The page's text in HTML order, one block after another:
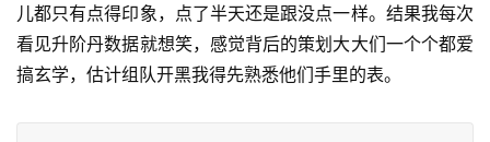
儿都只有点得印象，点了半天还是跟没点一样。结果我每次
看见升阶丹数据就想笑，感觉背后的策划大大们一个个都爱
搞玄学，估计组队开黑我得先熟悉他们手里的表。